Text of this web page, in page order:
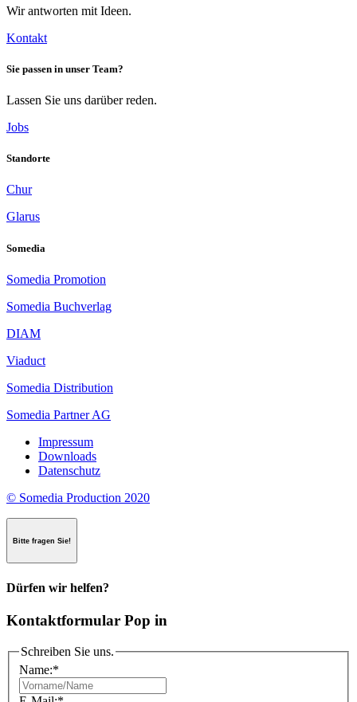
Wir antworten mit Ideen.
Kontakt
Sie passen in unser Team?
Lassen Sie uns darüber reden.
Jobs
Standorte
Chur
Glarus
Somedia
Somedia Promotion
Somedia Buchverlag
DIAM
Viaduct
Somedia Distribution
Somedia Partner AG
Impressum
Downloads
Datenschutz
© Somedia Production 2020
Bitte fragen Sie!
Dürfen wir helfen?
Kontaktformular Pop in
Schreiben Sie uns.
Name:*